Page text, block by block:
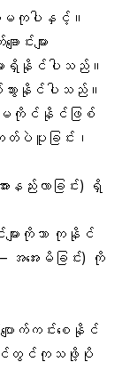
မကုပါနှင့်။
းများ
ျားရှိနိုင်ပါသည်။
ားနိုင်ပါသည်။
ျားမကိုင်နိုင်ဖြစ်
တ်ပဲပူခြင်း၊
းနည်းလာခြင်း) ရှိ
များကိုသာ ကုနိုင်
အအေးမိခြင်း) ကို
ောက်ကင်းစေနိုင်
ောင်တွင်ကုသဖို့ပို